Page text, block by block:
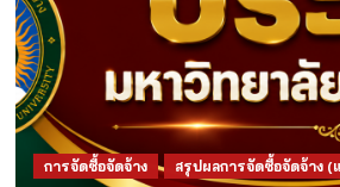
การจัดซื้อจัดจ้าง สรุปผลการจัดซื้อจัดจ้าง (